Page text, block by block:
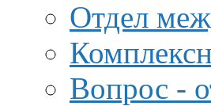
Отдел
Вопрос -